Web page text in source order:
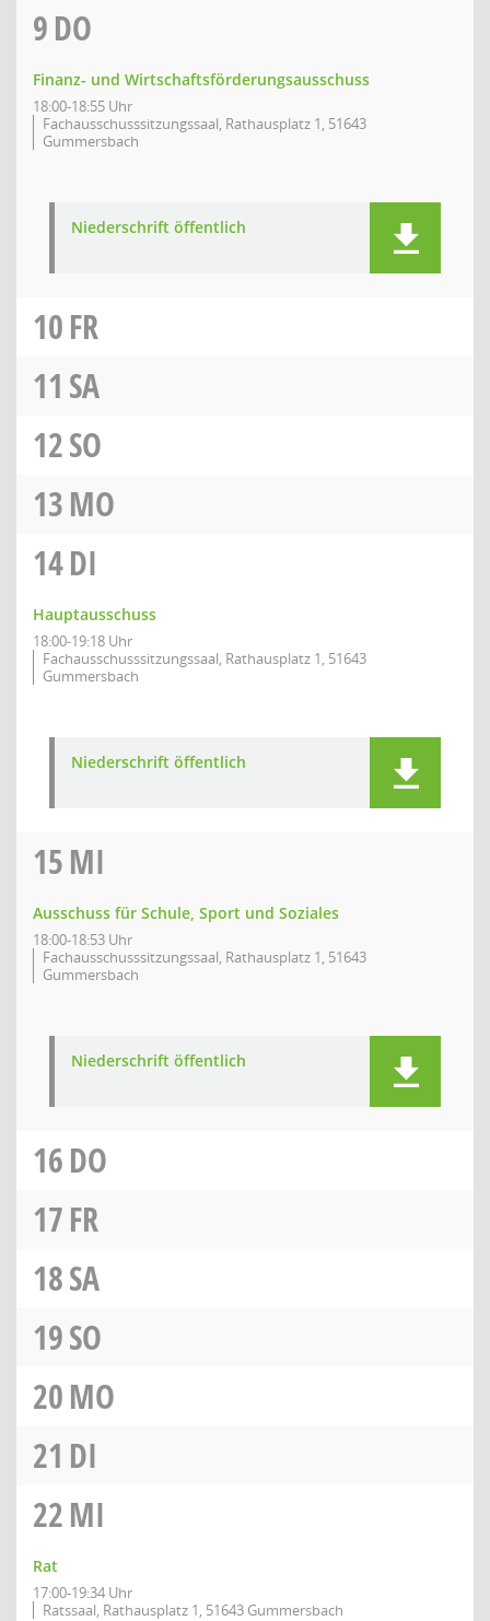
9DO
Finanz- und Wirtschaftsförderungsausschuss
18:00-18:55 Uhr
Fachausschusssitzungssaal, Rathausplatz 1, 51643
Gummersbach
Niederschrift öffentlich
10FR
11 SA
12SO
13MO
14DI
Hauptausschuss
18:00-19:18 Uhr
Fachausschusssitzungssaal, Rathausplatz 1, 51643
Gummersbach
Niederschrift öffentlich
15MI
Ausschuss für Schule, Sport und Soziales
18:00-18:53 Uhr
Fachausschusssitzungssaal, Rathausplatz 1, 51643
Gummersbach
Niederschrift öffentlich
16DO
17FR
18SA
19SO
20MO
21 DI
22MI
Rat
17:00-19:34 Uhr
Ratssaal, Rathausplatz 1, 51643 Gummersbach